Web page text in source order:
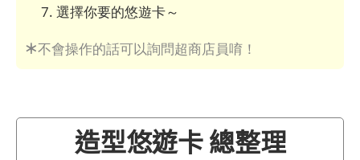
選擇你要的悠遊卡～
＊不會操作的話可以詢問超商店員唷！
造型悠遊卡 總整理